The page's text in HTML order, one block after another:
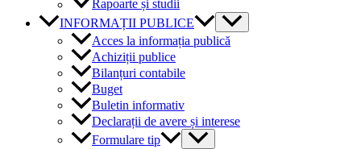
Rapoarte și studii
INFORMAȚII PUBLICE
Acces la informația publică
Achiziții publice
Bilanțuri contabile
Buget
Buletin informativ
Declarații de avere și interese
Formulare tip